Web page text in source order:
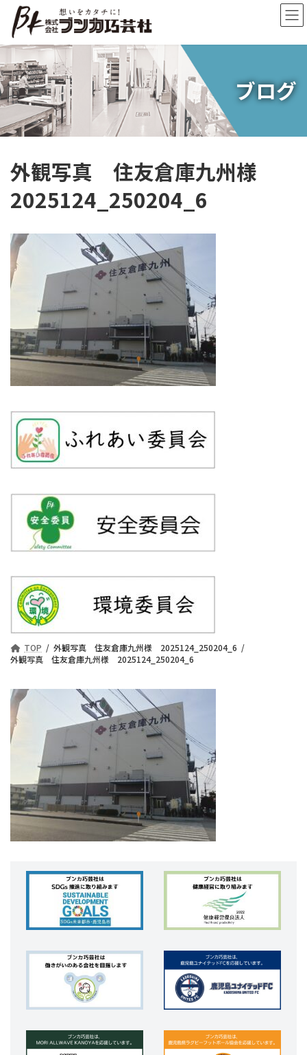
ン
ツ
へ
ス
キ
ッ
プ
ー
シ
ョ
ン
に
移
動
ブログ
外観写真 住友倉庫九州様
2025124_250204_6
TOP
外観写真 住友倉庫九州様 2025124_250204_6
外観写真 住友倉庫九州様 2025124_250204_6